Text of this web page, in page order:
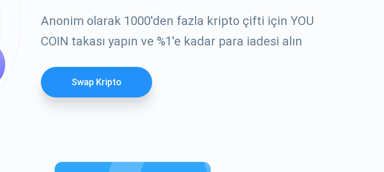
Anonim olarak 1000'den fazla kripto çifti için YOU
COIN takası yapın ve %1'e kadar para iadesi alın
Swap Kripto